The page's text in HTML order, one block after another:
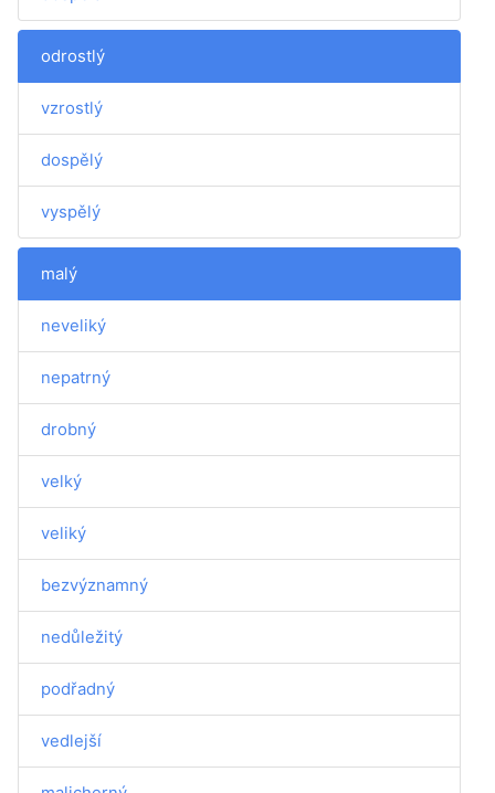
odrostlý
vzrostlý
dospělý
vyspělý
malý
neveliký
nepatrný
drobný
velký
veliký
bezvýznamný
nedůležitý
podřadný
vedlejší